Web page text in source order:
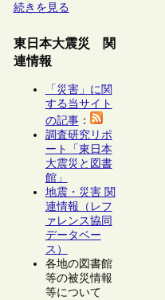
続きを見る
東日本大震災 関
連情報
「災害」に関
する当サイト
の記事：
調査研究リポ
ート「東日本
大震災と図書
館」
地震・災害 関
連情報（レフ
ァレンス協同
データベー
ス）
各地の図書館
等の被災情報
等について